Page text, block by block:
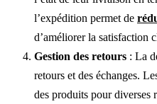
l’expédition permet de
d’améliorer la satisfaction
Gestion des retours : La
retours et des échanges.
des produits pour diverses